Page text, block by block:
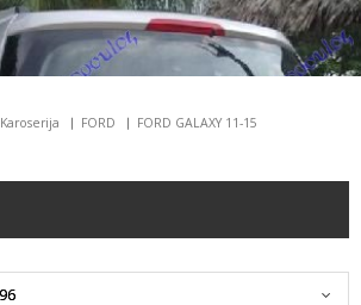
Karoserija FORD FORD GALAXY 11-15